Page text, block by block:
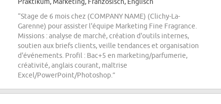
“Stage de 6 mois chez (COMPANY NAME) (Clichy-La-
Garenne) pour assister l'équipe Marketing Fine Fragrance.
Missions : analyse de marché, création d'outils internes,
soutien aux briefs clients, veille tendances et organisation
d'événements. Profil : Bac+5 en marketing/parfumerie,
créativité, anglais courant, maîtrise
Excel/PowerPoint/Photoshop.”